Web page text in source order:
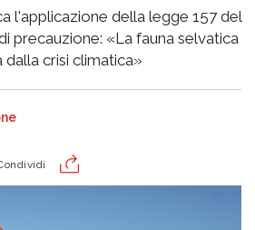
l'applicazione della legge 157 del
precauzione: «La fauna selvatica
crisi climatica»